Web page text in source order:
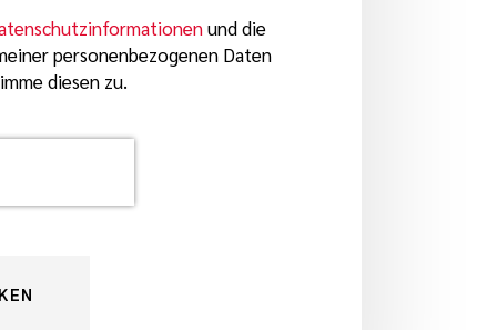
und die
personenbezogenen Daten
diesen zu.